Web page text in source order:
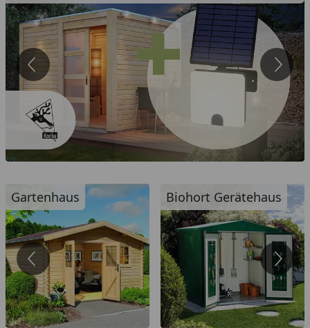
Gartenhaus Biohort Gerätehaus